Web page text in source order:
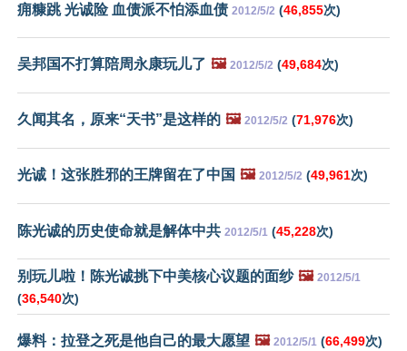
痈糠跳 光诚险 血债派不怕添血债 2012/5/2 (46,855次)
吴邦国不打算陪周永康玩儿了 🖼️ 2012/5/2 (49,684次)
久闻其名，原来“天书”是这样的 🖼️ 2012/5/2 (71,976次)
光诚！这张胜邪的王牌留在了中国 🖼️ 2012/5/2 (49,961次)
陈光诚的历史使命就是解体中共 2012/5/1 (45,228次)
别玩儿啦！陈光诚挑下中美核心议题的面纱 🖼️ 2012/5/1
(36,540次)
爆料：拉登之死是他自己的最大愿望 🖼️ 2012/5/1 (66,499次)